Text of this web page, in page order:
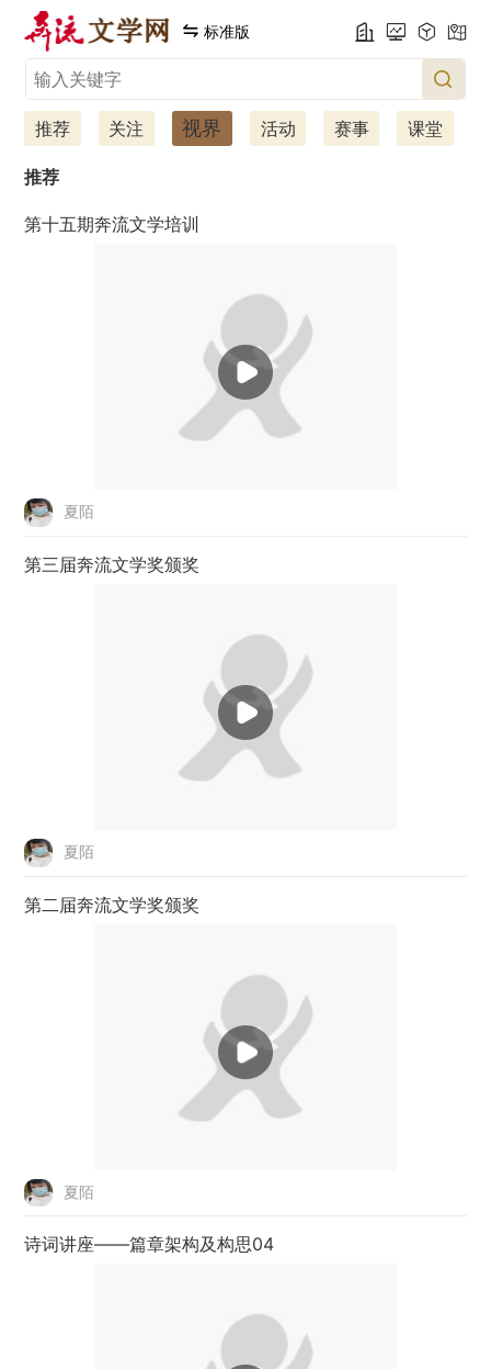
标准版
推荐 关注 视界 活动 赛事 课堂
推荐
第十五期奔流文学培训
夏陌
第三届奔流文学奖颁奖
夏陌
第二届奔流文学奖颁奖
夏陌
诗词讲座——篇章架构及构思04